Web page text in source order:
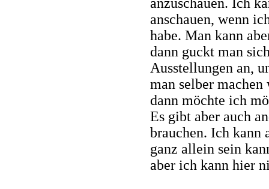
anschauen, wenn
habe. Man kann
dann guckt man
Ausstellungen an,
man selber
dann möchte ich
Es gibt aber auch
brauchen. Ich kann
ganz allein sein
aber ich kann hier